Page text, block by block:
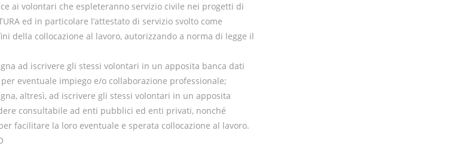
ai volontari che espleteranno servizio civile nei progetti di
ed in particolare l’attestato di servizio svolto come
della collocazione al lavoro, autorizzando a norma di legge il
ad iscrivere gli stessi volontari in un apposita banca dati
eventuale impiego e/o collaborazione professionale;
altresì, ad iscrivere gli stessi volontari in un apposita
consultabile ad enti pubblici ed enti privati, nonché
facilitare la loro eventuale e sperata collocazione al lavoro.